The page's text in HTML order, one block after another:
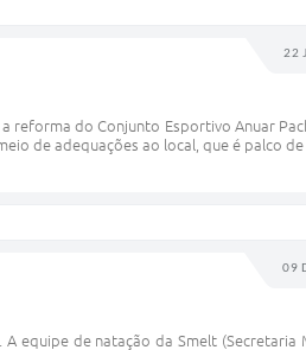
22
reforma do Conjunto Esportivo Anuar
de adequações ao local, que é palco de
09
equipe de natação da Smelt (Secretaria